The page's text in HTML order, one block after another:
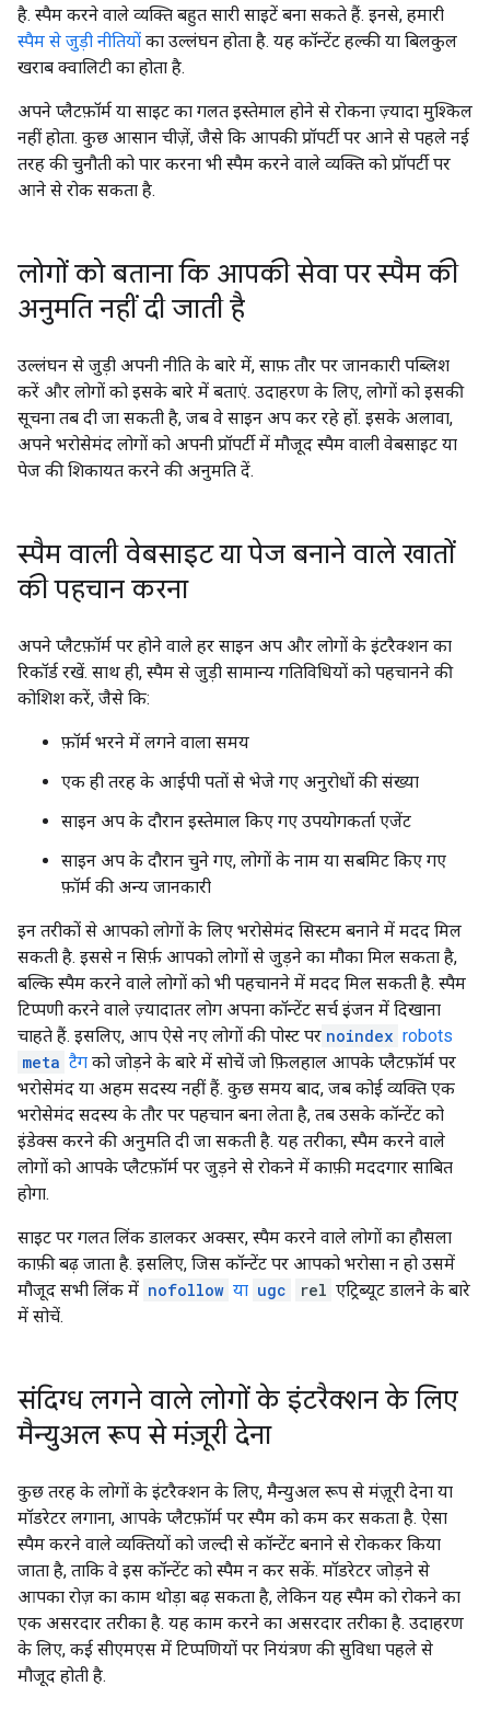
है. स्पैम करने वाले व्यक्ति बहुत सारी साइटें बना सकते हैं. इनसे, हमारी
स्पैम से जुड़ी नीतियों का उल्लंघन होता है. यह कॉन्टेंट हल्की या बिलकुल
खराब क्वालिटी का होता है.
अपने प्लैटफ़ॉर्म या साइट का गलत इस्तेमाल होने से रोकना ज़्यादा मुश्किल
नहीं होता. कुछ आसान चीज़ें, जैसे कि आपकी प्रॉपर्टी पर आने से पहले नई
तरह की चुनौती को पार करना भी स्पैम करने वाले व्यक्ति को प्रॉपर्टी पर
आने से रोक सकता है.
लोगों को बताना कि आपकी सेवा पर स्पैम की
अनुमति नहीं दी जाती है
उल्लंघन से जुड़ी अपनी नीति के बारे में, साफ़ तौर पर जानकारी पब्लिश
करें और लोगों को इसके बारे में बताएं. उदाहरण के लिए, लोगों को इसकी
सूचना तब दी जा सकती है, जब वे साइन अप कर रहे हों. इसके अलावा,
अपने भरोसेमंद लोगों को अपनी प्रॉपर्टी में मौजूद स्पैम वाली वेबसाइट या
पेज की शिकायत करने की अनुमति दें.
स्पैम वाली वेबसाइट या पेज बनाने वाले खातों
की पहचान करना
अपने प्लैटफ़ॉर्म पर होने वाले हर साइन अप और लोगों के इंटरैक्शन का
रिकॉर्ड रखें. साथ ही, स्पैम से जुड़ी सामान्य गतिविधियों को पहचानने की
कोशिश करें, जैसे कि:
फ़ॉर्म भरने में लगने वाला समय
एक ही तरह के आईपी पतों से भेजे गए अनुरोधों की संख्या
साइन अप के दौरान इस्तेमाल किए गए उपयोगकर्ता एजेंट
साइन अप के दौरान चुने गए, लोगों के नाम या सबमिट किए गए
फ़ॉर्म की अन्य जानकारी
इन तरीकों से आपको लोगों के लिए भरोसेमंद सिस्टम बनाने में मदद मिल
सकती है. इससे न सिर्फ़ आपको लोगों से जुड़ने का मौका मिल सकता है,
बल्कि स्पैम करने वाले लोगों को भी पहचानने में मदद मिल सकती है. स्पैम
टिप्पणी करने वाले ज़्यादातर लोग अपना कॉन्टेंट सर्च इंजन में दिखाना
चाहते हैं. इसलिए, आप ऐसे नए लोगों की पोस्ट पर noindex robots
meta टैग को जोड़ने के बारे में सोचें जो फ़िलहाल आपके प्लैटफ़ॉर्म पर
भरोसेमंद या अहम सदस्य नहीं हैं. कुछ समय बाद, जब कोई व्यक्ति एक
भरोसेमंद सदस्य के तौर पर पहचान बना लेता है, तब उसके कॉन्टेंट को
इंडेक्स करने की अनुमति दी जा सकती है. यह तरीका, स्पैम करने वाले
लोगों को आपके प्लैटफ़ॉर्म पर जुड़ने से रोकने में काफ़ी मददगार साबित
होगा.
साइट पर गलत लिंक डालकर अक्सर, स्पैम करने वाले लोगों का हौसला
काफ़ी बढ़ जाता है. इसलिए, जिस कॉन्टेंट पर आपको भरोसा न हो उसमें
मौजूद सभी लिंक में nofollow या ugc rel एट्रिब्यूट डालने के बारे
में सोचें.
संदिग्ध लगने वाले लोगों के इंटरैक्शन के लिए
मैन्युअल रूप से मंज़ूरी देना
कुछ तरह के लोगों के इंटरैक्शन के लिए, मैन्युअल रूप से मंज़ूरी देना या
मॉडरेटर लगाना, आपके प्लैटफ़ॉर्म पर स्पैम को कम कर सकता है. ऐसा
स्पैम करने वाले व्यक्तियों को जल्दी से कॉन्टेंट बनाने से रोककर किया
जाता है, ताकि वे इस कॉन्टेंट को स्पैम न कर सकें. मॉडरेटर जोड़ने से
आपका रोज़ का काम थोड़ा बढ़ सकता है, लेकिन यह स्पैम को रोकने का
एक असरदार तरीका है. यह काम करने का असरदार तरीका है. उदाहरण
के लिए, कई सीएमएस में टिप्पणियों पर नियंत्रण की सुविधा पहले से
मौजूद होती है.